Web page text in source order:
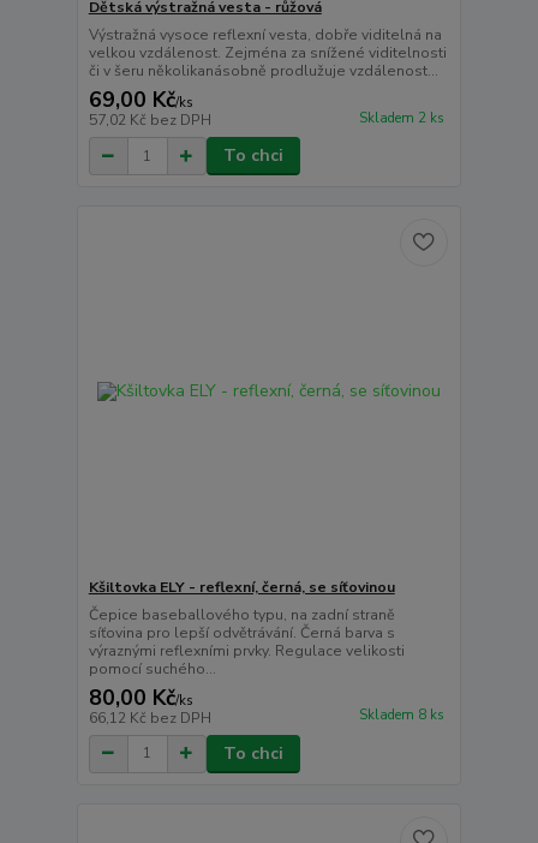
Dětská výstražná vesta - růžová
Výstražná vysoce reflexní vesta, dobře viditelná na
velkou vzdálenost. Zejména za snížené viditelnosti
či v šeru několikanásobně prodlužuje vzdálenost...
69,00 Kč/ks
57,02 Kč bez DPH Skladem 2 ks
To chci
Kšiltovka ELY - reflexní, černá, se síťovinou
Čepice baseballového typu, na zadní straně
síťovina pro lepší odvětrávání. Černá barva s
výraznými reflexními prvky. Regulace velikosti
pomocí suchého...
80,00 Kč/ks
66,12 Kč bez DPH Skladem 8 ks
To chci